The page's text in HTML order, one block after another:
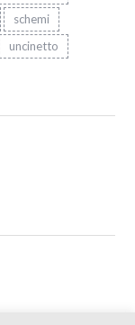
schemi
uncinetto